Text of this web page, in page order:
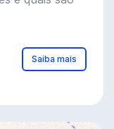
Saiba mais